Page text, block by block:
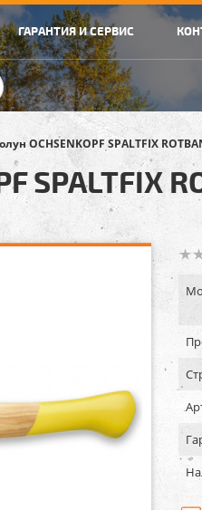
ГАРАНТИЯ И СЕРВИС
OCHSENKOPF SPALTFIX
SPALTFIX